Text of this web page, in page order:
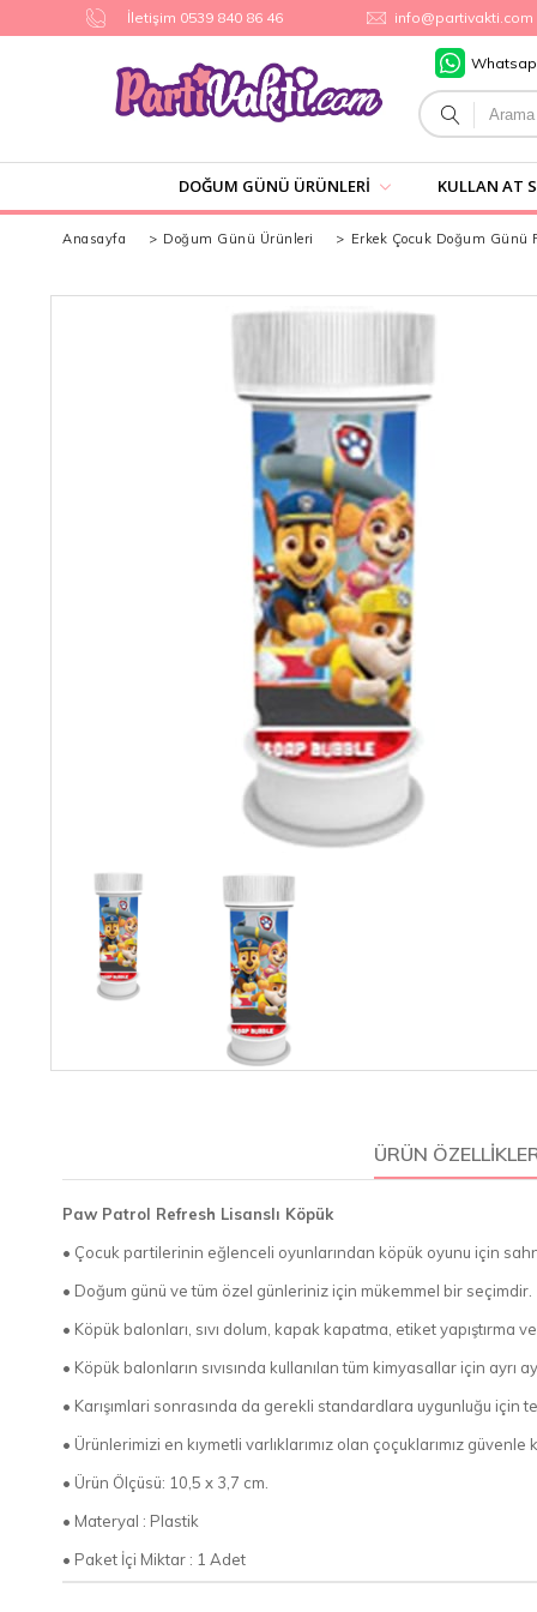
İletişim 0539 840 86 46 info@partivakti.com
DOĞUM GÜNÜ ÜRÜNLERI KULLAN AT
Anasayfa > Doğum Günü Ürünleri > Erkek Çocuk Doğum Günü
ÜRÜN
Paw Patrol Refresh Lisanslı Köpük
• Çocuk partilerinin eğlenceli oyunlarından köpük oyunu için
• Doğum günü ve tüm özel günleriniz için mükemmel bir seçimdir.
• Köpük balonları, sıvı dolum, kapak kapatma, etiket
• Köpük balonların sıvısında kullanılan tüm kimyasallar için ayrı
• Karışımlari sonrasında da gerekli standardlara uygunluğu için
• Ürünlerimizi en kıymetli varlıklarımız olan çoçuklarımız güvenle
• Ürün Ölçüsü: 10,5 x 3,7 cm.
• Materyal : Plastik
• Paket İçi Miktar : 1 Adet